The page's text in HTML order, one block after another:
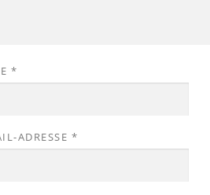
*
ADRESSE *